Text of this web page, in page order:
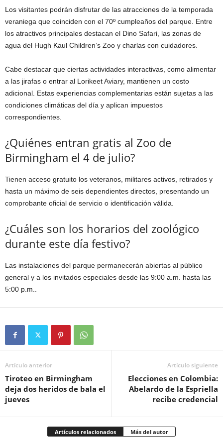
Los visitantes podrán disfrutar de las atracciones de la temporada
veraniega que coinciden con el 70º cumpleaños del parque. Entre
los atractivos principales destacan el Dino Safari, las zonas de
agua del Hugh Kaul Children’s Zoo y charlas con cuidadores.
Cabe destacar que ciertas actividades interactivas, como alimentar
a las jirafas o entrar al Lorikeet Aviary, mantienen un costo
adicional. Estas experiencias complementarias están sujetas a las
condiciones climáticas del día y aplican impuestos
correspondientes.
¿Quiénes entran gratis al Zoo de
Birmingham el 4 de julio?
Tienen acceso gratuito los veteranos, militares activos, retirados y
hasta un máximo de seis dependientes directos, presentando un
comprobante oficial de servicio o identificación válida.
¿Cuáles son los horarios del zoológico
durante este día festivo?
Las instalaciones del parque permanecerán abiertas al público
general y a los invitados especiales desde las 9:00 a.m. hasta las
5:00 p.m..
Artículo anterior
Tiroteo en Birmingham
deja dos heridos de bala el
jueves
Artículo siguiente
Elecciones en Colombia:
Abelardo de la Espriella
recibe credencial
Artículos relacionados Más del autor